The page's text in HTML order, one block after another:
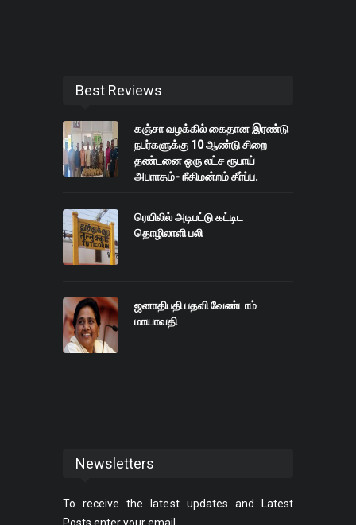
Best Reviews
கஞ்சா வழக்கில் கைதான இரண்டு
நபர்களுக்கு 10 ஆண்டு சிறை
தண்டனை ஒரு லட்ச ரூபாய்
அபராதம்- நீதிமன்றம் தீர்ப்பு.
ரெயிலில் அடிபட்டு கட்டிட
தொழிலாளி பலி
ஜனாதிபதி பதவி வேண்டாம்
மாயாவதி
Newsletters
To receive the latest updates and Latest